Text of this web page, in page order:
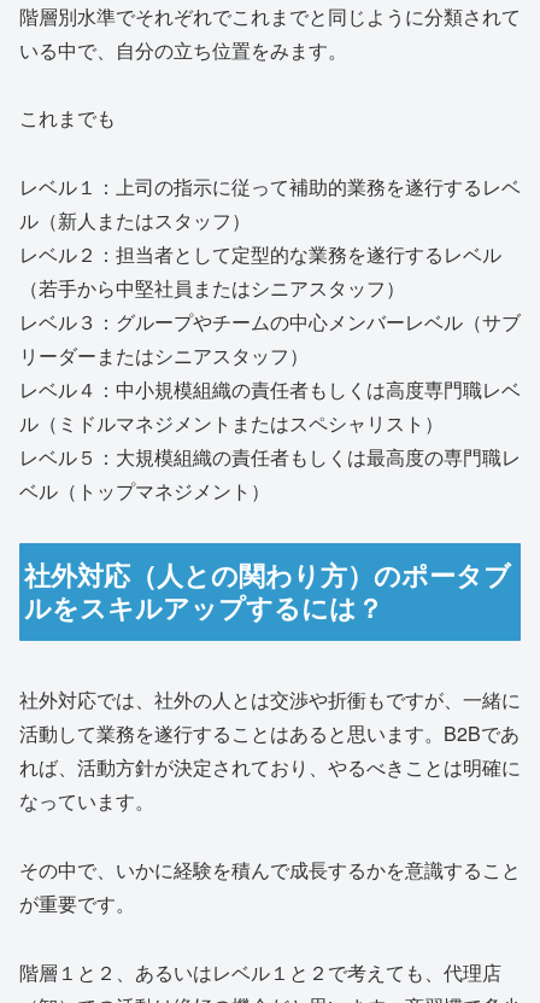
階層別水準でそれぞれでこれまでと同じように分類されて
いる中で、自分の立ち位置をみます。
これまでも
レベル１：上司の指示に従って補助的業務を遂行するレベ
ル（新人またはスタッフ）
レベル２：担当者として定型的な業務を遂行するレベル
（若手から中堅社員またはシニアスタッフ）
レベル３：グループやチームの中心メンバーレベル（サブ
リーダーまたはシニアスタッフ）
レベル４：中小規模組織の責任者もしくは高度専門職レベ
ル（ミドルマネジメントまたはスペシャリスト）
レベル５：大規模組織の責任者もしくは最高度の専門職レ
ベル（トップマネジメント）
社外対応（人との関わり方）のポータブ
ルをスキルアップするには？
社外対応では、社外の人とは交渉や折衝もですが、一緒に
活動して業務を遂行することはあると思います。B2Bであ
れば、活動方針が決定されており、やるべきことは明確に
なっています。
その中で、いかに経験を積んで成長するかを意識すること
が重要です。
階層１と２、あるいはレベル１と２で考えても、代理店